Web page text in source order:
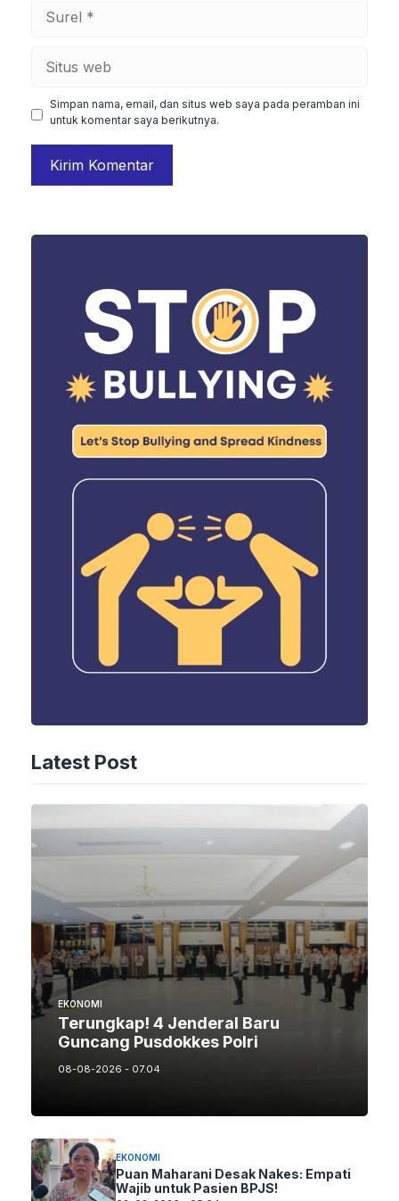
Simpan nama, email, dan situs web saya pada peramban ini
untuk komentar saya berikutnya.
Latest Post
EKONOMI
Terungkap! 4 Jenderal Baru
Guncang Pusdokkes Polri
08-08-2026 - 07.04
EKONOMI
Puan Maharani Desak Nakes: Empati
Wajib untuk Pasien BPJS!